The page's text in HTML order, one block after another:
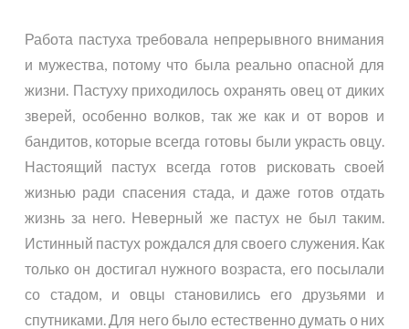
Работа пастуха требовала непрерывного внимания
и мужества, потому что была реально опасной для
жизни. Пастуху приходилось охранять овец от диких
зверей, особенно волков, так же как и от воров и
бандитов, которые всегда готовы были украсть овцу.
Настоящий пастух всегда готов рисковать своей
жизнью ради спасения стада, и даже готов отдать
жизнь за него. Неверный же пастух не был таким.
Истинный пастух рождался для своего служения. Как
только он достигал нужного возраста, его посылали
со стадом, и овцы становились его друзьями и
спутниками. Для него было естественно думать о них